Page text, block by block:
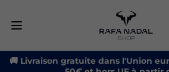
🚚 Livraison gratuite dans l'Union